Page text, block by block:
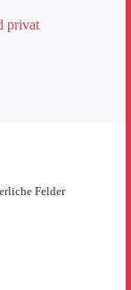
privat
Felder